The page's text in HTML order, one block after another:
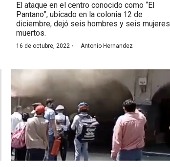
El ataque en el centro conocido como “El
Pantano”, ubicado en la colonia 12 de
diciembre, dejó seis hombres y seis mujeres
muertos.
16 de octubre, 2022 · Antonio Hernandez